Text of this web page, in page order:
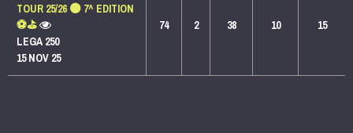
TOUR 25/26 ⚫️ 7^ EDITION
⚽️⛳️
LEGA 250
15 NOV 25
74 2 38 10 15